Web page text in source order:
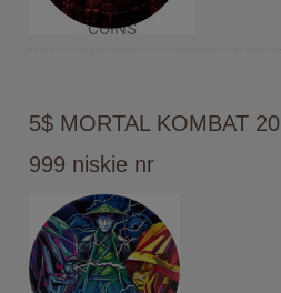
5$ MORTAL KOMBAT
999 niskie nr